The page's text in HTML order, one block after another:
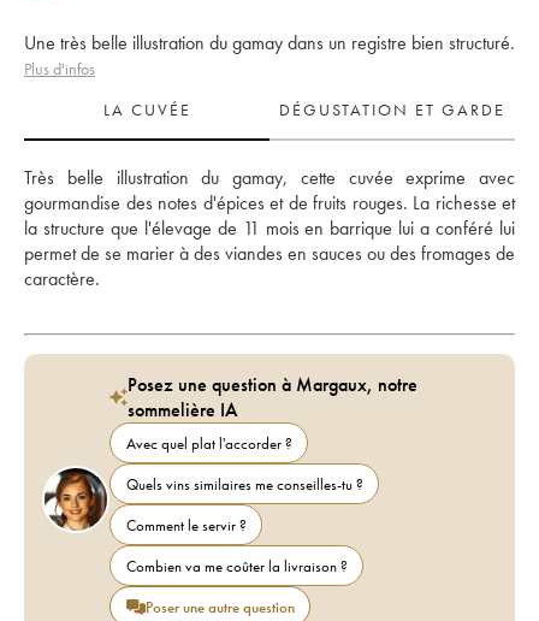
Une très belle illustration du gamay dans un registre bien structuré.
Plus d'infos
LA CUVÉE
DÉGUSTATION ET GARDE
Très belle illustration du gamay, cette cuvée exprime avec
gourmandise des notes d'épices et de fruits rouges. La richesse et
la structure que l'élevage de 11 mois en barrique lui a conféré lui
permet de se marier à des viandes en sauces ou des fromages de
caractère.
Posez une question à Margaux, notre
sommelière IA
Avec quel plat l'accorder ?
Quels vins similaires me conseilles-tu ?
Comment le servir ?
Combien va me coûter la livraison ?
Poser une autre question